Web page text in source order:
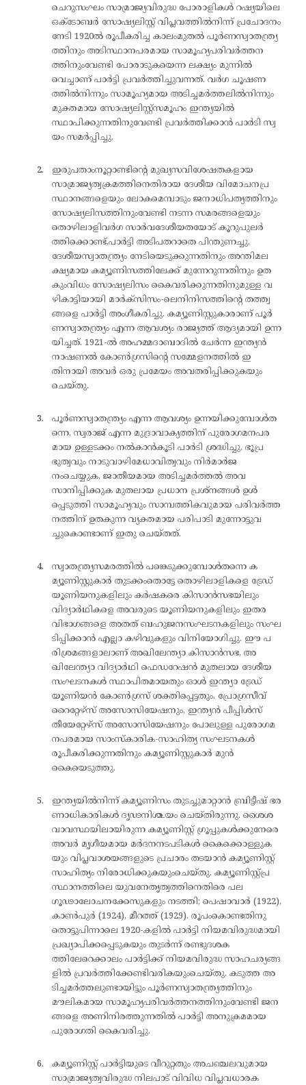
ചെറുസംഘം സാമ്രാജ്യവിരുദ്ധ പോരാളികൾ റഷ്യയിലെ
ഒക്‌ടോബർ സോഷ്യലിസ്റ്റ് വിപ്ലവത്തിൽനിന്ന് പ്രചോദനം
നേടി 1920ൽ രൂപീകരിച്ച കാലംമുതൽ പൂർണസ്വാതന്ത്ര്യ
ത്തിനും അടിസ്ഥാനപരമായ സാമൂഹ്യപരിവർത്തന
ത്തിനുംവേണ്ടി പോരാടുകയെന്ന ലക്ഷ്യം മുന്നിൽ
വെച്ചാണ് പാർട്ടി പ്രവർത്തിച്ചുവന്നത്. വർഗ ചൂഷണ
ത്തിൽനിന്നും സാമൂഹ്യമായ അടിച്ചമർത്തലിൽനിന്നും
മുക്തമായ സോഷ്യലിസ്റ്റ്‌സമൂഹം ഇന്ത്യയിൽ
സ്ഥാപിക്കുന്നതിനുവേണ്ടി പ്രവർത്തിക്കാൻ പാർടി സ്വ
യം സമർപ്പിച്ചു.
ഇരുപതാംനൂറ്റാണ്ടിന്റെ മുഖ്യസവിശേഷതകളായ
സാമ്രാജ്യത്വക്രമത്തിനെതിരായ ദേശീയ വിമോചനപ്ര
സ്ഥാനങ്ങളെയും ലോകമെമ്പാടും ജനാധിപത്യത്തിനും
സോഷ്യലിസത്തിനുംവേണ്ടി നടന്ന സമരങ്ങളെയും
തൊഴിലാളിവർഗ സാർവദേശീയതയോട് കൂറുപുലർ
ത്തിക്കൊണ്ട്,പാർട്ടി അടിപതറാതെ പിന്തുണച്ചു.
ദേശീയസ്വാതന്ത്ര്യം നേടിയെടുക്കുന്നതിനും അന്തിമല
ക്ഷ്യമായ കമ്യൂണിസത്തിലേക്ക് മുന്നേറുന്നതിനും ഉത
കുംവിധം സോഷ്യലിസം കൈവരിക്കുന്നതിനുമുള്ള വ
ഴികാട്ടിയായി മാർക്‌സിസം-ലെനിനിസത്തിന്റെ തത്ത്വ
ങ്ങളെ പാർട്ടി അംഗീകരിച്ചു. കമ്യൂണിസ്റ്റുകാരാണ് പൂർ
ണസ്വാതന്ത്ര്യം എന്ന ആവശ്യം രാജ്യത്ത് ആദ്യമായി ഉന്ന
യിച്ചത്. 1921-ൽ അഹമ്മദാബാദിൽ ചേർന്ന ഇന്ത്യൻ
നാഷണൽ കോൺഗ്രസിന്റെ സമ്മേളനത്തിൽ ഇ
തിനായി അവർ ഒരു പ്രമേയം അവതരിപ്പിക്കുകയും
ചെയ്തു.
പൂർണസ്വാതന്ത്ര്യം എന്ന ആവശ്യം ഉന്നയിക്കുമ്പോൾത
ന്നെ, സ്വരാജ് എന്ന മുദ്രാവാക്യത്തിന് പുരോഗമനപര
മായ ഉള്ളടക്കം നൽകാൻകൂടി പാർടി ശ്രദ്ധിച്ചു. ഭൂപ്ര
ഭുത്വവും നാടുവാഴിമേധാവിത്വവും നിർമാർജ
നംചെയ്യുക, ജാതീയമായ അടിച്ചമർത്തൽ അവ
സാനിപ്പിക്കുക മുതലായ പ്രധാന പ്രശ്‌നങ്ങൾ ഉൾ
പ്പെടുത്തി സാമൂഹ്യവും സാമ്പത്തികവുമായ പരിവർത്ത
നത്തിന് ഉതകുന്ന വ്യക്തമായ പരിപാടി മുന്നോട്ടുവ
ച്ചുകൊണ്ടാണ് ഇതു ചെയ്തത്.
സ്വാതന്ത്ര്യസമരത്തിൽ പങ്കെടുക്കുമ്പോൾതന്നെ ക
മ്യൂണിസ്റ്റുകാർ തുടക്കംതൊട്ടേ തൊഴിലാളികളെ ട്രേഡ്
യൂണിയനുകളിലും കർഷകരെ കിസാൻസഭയിലും
വിദ്യാർഥികളെ അവരുടെ യൂണിയനുകളിലും ഇതര
വിഭാഗങ്ങളെ അതത് ബഹുജനസംഘടനകളിലും സംഘ
ടിപ്പിക്കാൻ എല്ലാ കഴിവുകളും വിനിയോഗിച്ചു. ഈ പ
രിശ്രമങ്ങളാലാണ് അഖിലേന്ത്യാ കിസാൻസഭ, അ
ഖിലേന്ത്യാ വിദ്യാർഥി ഫെഡറേഷൻ മുതലായ ദേശീയ
സംഘടനകൾ സ്ഥാപിതമായതും ഓൾ ഇന്ത്യാ ട്രേഡ്
യൂണിയൻ കോൺഗ്രസ് ശക്തിപ്പെട്ടതും. പ്രോഗ്രസീവ്
റൈറ്റേഴ്‌സ് അസോസിയേഷനും, ഇന്ത്യൻ പീപ്പിൾസ്
തീയേറ്റേഴ്‌സ് അസോസിയേഷനും പോലുള്ള പുരോഗമ
നപരമായ സാംസ്‌കാരിക-സാഹിത്യ സംഘടനകൾ
രൂപീകരിക്കുന്നതിനും കമ്യൂണിസ്റ്റുകാർ മുൻ
കൈയെടുത്തു.
ഇന്ത്യയിൽനിന്ന് കമ്യൂണിസം തുടച്ചുമാറ്റാൻ ബ്രിട്ടീഷ് ഭര
ണാധികാരികൾ ദൃഢനിശ്ചയം ചെയ്തിരുന്നു. ശൈശ
വാവസ്ഥയിലായിരുന്ന കമ്യൂണിസ്റ്റ് ഗ്രൂപ്പുകൾക്കുനേരെ
അവർ മൃഗീയമായ മർദനനടപടികൾ കൈക്കൊള്ളുക
യും വിപ്ലവാശയങ്ങളുടെ പ്രചാരം തടയാൻ കമ്യൂണിസ്റ്റ്
സാഹിത്യം നിരോധിക്കുകയുംചെയ്തു. കമ്യൂണിസ്റ്റ്പ്ര
സ്ഥാനത്തിലെ യുവനേതൃത്വത്തിനെതിരെ പല
ഗൂഢാലോചനക്കേസുകളും നടത്തി; പെഷാവാർ (1922),
കാൺപുർ (1924), മീറത്ത് (1929). രൂപംകൊണ്ടതിനു
തൊട്ടുപിന്നാലെ 1920-കളിൽ പാർട്ടി നിയമവിരുദ്ധമായി
പ്രഖ്യാപിക്കപ്പെടുകയും തുടർന്ന് രണ്ടുദശക
ത്തിലേറെക്കാലം പാർട്ടിക്ക് നിയമവിരുദ്ധ സാഹചര്യങ്ങ
ളിൽ പ്രവർത്തിക്കേണ്ടിവരികയുംചെയ്തു. കടുത്ത അ
ടിച്ചമർത്തലുണ്ടായിട്ടും പൂർണസ്വാതന്ത്ര്യത്തിനും
മൗലികമായ സാമൂഹ്യപരിവർത്തനത്തിനുംവേണ്ടി ജന
ങ്ങളെ അണിനിരത്തുന്നതിൽ പാർട്ടി അനുക്രമമായ
പുരോഗതി കൈവരിച്ചു.
കമ്യൂണിസ്റ്റ് പാർട്ടിയുടെ വീറുറ്റതും അചഞ്ചലവുമായ
സാമ്രാജ്യത്വവിരുദ്ധ നിലപാട് വിവിധ വിപ്ലവധാരക